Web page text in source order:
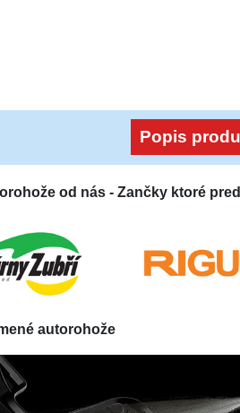
Popis
od nás - Zančky ktoré
autorohože